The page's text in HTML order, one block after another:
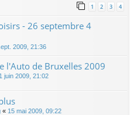
1 2 3 4
- 26 septembre 4
2009, 21:36
l'Auto de Bruxelles 2009
juin 2009, 21:02
« 15 mai 2009, 09:22